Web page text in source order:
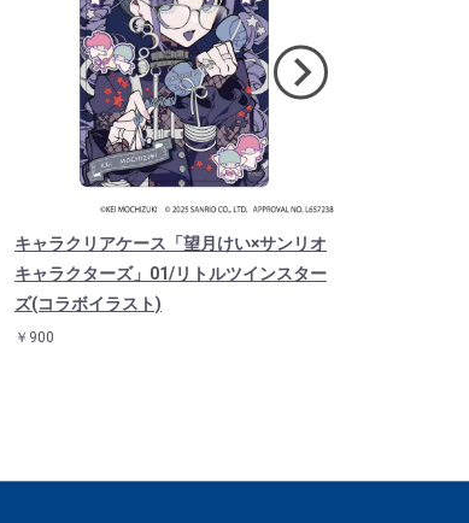
キャラクリアケース「望月けい×サンリオ
キャラクターズ」01/リトルツインスター
ズ(コラボイラスト)
￥900